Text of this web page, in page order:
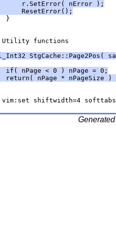
r.SetError( nError );
ResetError();
functions
StgCache::Page2Pos(
if( nPage < 0 ) nPage = 0;
return( nPage * nPageSize )